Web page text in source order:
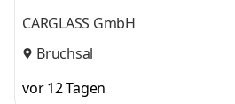
g - 593
CARGLASS GmbH
Bruchsal
vor 12 Tagen